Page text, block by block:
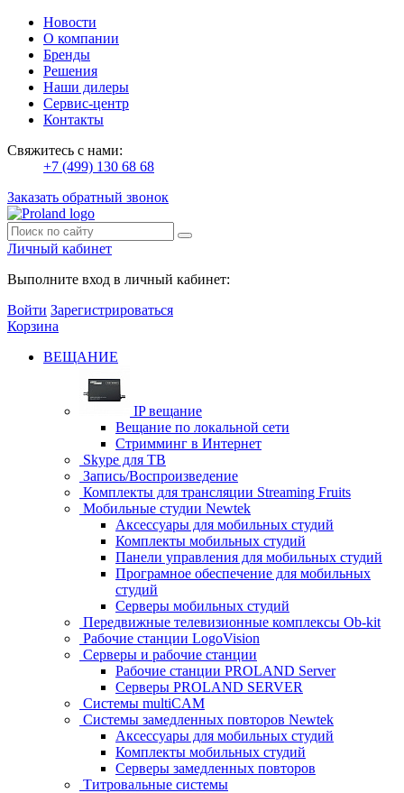
Новости
О компании
Бренды
Решения
Наши дилеры
Сервис-центр
Контакты
Свяжитесь с нами:
+7 (499) 130 68 68
Заказать обратный звонок
Личный кабинет
Выполните вход в личный кабинет:
Войти Зарегистрироваться
Корзина
ВЕЩАНИЕ
IP вещание
Вещание по локальной сети
Стримминг в Интернет
Skype для ТВ
Запись/Воспроизведение
Комплекты для трансляции Streaming Fruits
Мобильные студии Newtek
Аксессуары для мобильных студий
Комплекты мобильных студий
Панели управления для мобильных студий
Програмное обеспечение для мобильных
студий
Серверы мобильных студий
Передвижные телевизионные комплексы Ob-kit
Рабочие станции LogoVision
Серверы и рабочие станции
Рабочие станции PROLAND Server
Серверы PROLAND SERVER
Системы multiCAM
Системы замедленных повторов Newtek
Аксессуары для мобильных студий
Комплекты мобильных студий
Серверы замедленных повторов
Титровальные системы